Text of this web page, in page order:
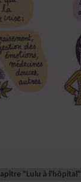
"Lulu à l'hôpital"